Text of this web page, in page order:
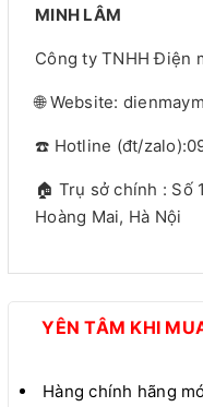
MINH LÂM
Công ty TNHH Điện
🌐 Website:
☎️ Hotline (đt/
🏠 Trụ sở chính : Số
Hoàng Mai, Hà Nội
YÊN TÂM KHI
Hàng chính hãng